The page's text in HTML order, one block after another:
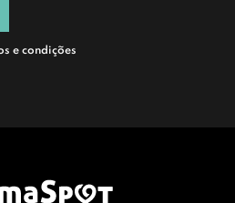
e condições